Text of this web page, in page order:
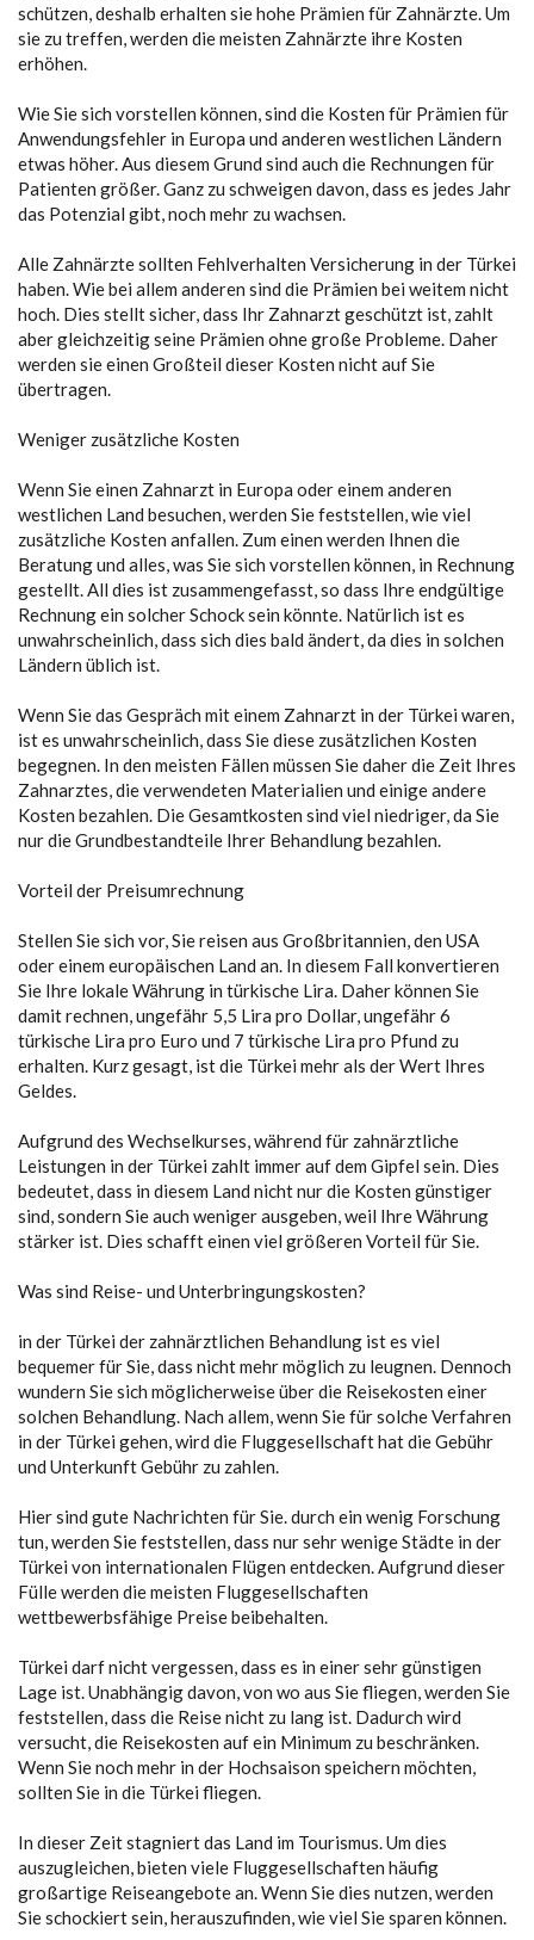
schützen, deshalb erhalten sie hohe Prämien für Zahnärzte. Um
sie zu treffen, werden die meisten Zahnärzte ihre Kosten
erhöhen.
Wie Sie sich vorstellen können, sind die Kosten für Prämien für
Anwendungsfehler in Europa und anderen westlichen Ländern
etwas höher. Aus diesem Grund sind auch die Rechnungen für
Patienten größer. Ganz zu schweigen davon, dass es jedes Jahr
das Potenzial gibt, noch mehr zu wachsen.
Alle Zahnärzte sollten Fehlverhalten Versicherung in der Türkei
haben. Wie bei allem anderen sind die Prämien bei weitem nicht
hoch. Dies stellt sicher, dass Ihr Zahnarzt geschützt ist, zahlt
aber gleichzeitig seine Prämien ohne große Probleme. Daher
werden sie einen Großteil dieser Kosten nicht auf Sie
übertragen.
Weniger zusätzliche Kosten
Wenn Sie einen Zahnarzt in Europa oder einem anderen
westlichen Land besuchen, werden Sie feststellen, wie viel
zusätzliche Kosten anfallen. Zum einen werden Ihnen die
Beratung und alles, was Sie sich vorstellen können, in Rechnung
gestellt. All dies ist zusammengefasst, so dass Ihre endgültige
Rechnung ein solcher Schock sein könnte. Natürlich ist es
unwahrscheinlich, dass sich dies bald ändert, da dies in solchen
Ländern üblich ist.
Wenn Sie das Gespräch mit einem Zahnarzt in der Türkei waren,
ist es unwahrscheinlich, dass Sie diese zusätzlichen Kosten
begegnen. In den meisten Fällen müssen Sie daher die Zeit Ihres
Zahnarztes, die verwendeten Materialien und einige andere
Kosten bezahlen. Die Gesamtkosten sind viel niedriger, da Sie
nur die Grundbestandteile Ihrer Behandlung bezahlen.
Vorteil der Preisumrechnung
Stellen Sie sich vor, Sie reisen aus Großbritannien, den USA
oder einem europäischen Land an. In diesem Fall konvertieren
Sie Ihre lokale Währung in türkische Lira. Daher können Sie
damit rechnen, ungefähr 5,5 Lira pro Dollar, ungefähr 6
türkische Lira pro Euro und 7 türkische Lira pro Pfund zu
erhalten. Kurz gesagt, ist die Türkei mehr als der Wert Ihres
Geldes.
Aufgrund des Wechselkurses, während für zahnärztliche
Leistungen in der Türkei zahlt immer auf dem Gipfel sein. Dies
bedeutet, dass in diesem Land nicht nur die Kosten günstiger
sind, sondern Sie auch weniger ausgeben, weil Ihre Währung
stärker ist. Dies schafft einen viel größeren Vorteil für Sie.
Was sind Reise- und Unterbringungskosten?
in der Türkei der zahnärztlichen Behandlung ist es viel
bequemer für Sie, dass nicht mehr möglich zu leugnen. Dennoch
wundern Sie sich möglicherweise über die Reisekosten einer
solchen Behandlung. Nach allem, wenn Sie für solche Verfahren
in der Türkei gehen, wird die Fluggesellschaft hat die Gebühr
und Unterkunft Gebühr zu zahlen.
Hier sind gute Nachrichten für Sie. durch ein wenig Forschung
tun, werden Sie feststellen, dass nur sehr wenige Städte in der
Türkei von internationalen Flügen entdecken. Aufgrund dieser
Fülle werden die meisten Fluggesellschaften
wettbewerbsfähige Preise beibehalten.
Türkei darf nicht vergessen, dass es in einer sehr günstigen
Lage ist. Unabhängig davon, von wo aus Sie fliegen, werden Sie
feststellen, dass die Reise nicht zu lang ist. Dadurch wird
versucht, die Reisekosten auf ein Minimum zu beschränken.
Wenn Sie noch mehr in der Hochsaison speichern möchten,
sollten Sie in die Türkei fliegen.
In dieser Zeit stagniert das Land im Tourismus. Um dies
auszugleichen, bieten viele Fluggesellschaften häufig
großartige Reiseangebote an. Wenn Sie dies nutzen, werden
Sie schockiert sein, herauszufinden, wie viel Sie sparen können.